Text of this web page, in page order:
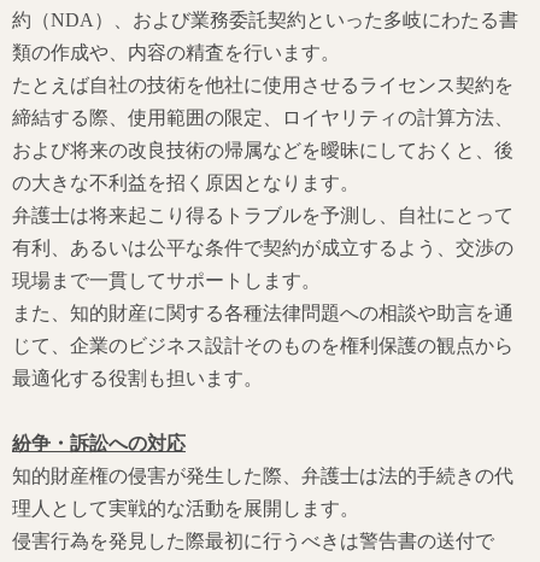
約（NDA）、および業務委託契約といった多岐にわたる書
類の作成や、内容の精査を行います。
たとえば自社の技術を他社に使用させるライセンス契約を
締結する際、使用範囲の限定、ロイヤリティの計算方法、
および将来の改良技術の帰属などを曖昧にしておくと、後
の大きな不利益を招く原因となります。
弁護士は将来起こり得るトラブルを予測し、自社にとって
有利、あるいは公平な条件で契約が成立するよう、交渉の
現場まで一貫してサポートします。
また、知的財産に関する各種法律問題への相談や助言を通
じて、企業のビジネス設計そのものを権利保護の観点から
最適化する役割も担います。
紛争・訴訟への対応
知的財産権の侵害が発生した際、弁護士は法的手続きの代
理人として実戦的な活動を展開します。
侵害行為を発見した際最初に行うべきは警告書の送付で